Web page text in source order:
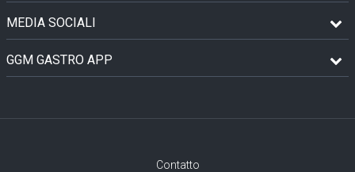
MEDIA SOCIALI
GGM GASTRO APP
Contatto